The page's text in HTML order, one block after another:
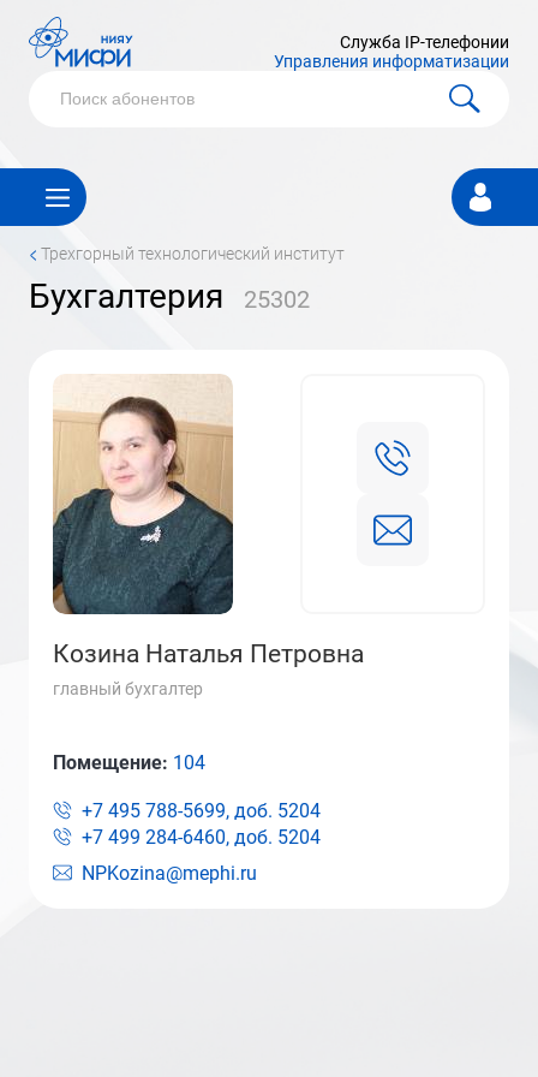
Служба IP-телефонии
Управления информатизации
Личный
кабинет
< Трехгорный технологический институт
Бухгалтерия 25302
Козина Наталья Петровна
главный бухгалтер
NPKozina@mephi.ru
Помещение: 104
+7 495 788-5699, доб. 5204
+7 499 284-6460, доб. 5204